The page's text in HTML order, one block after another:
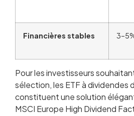
Financières stables
Pour les investisseurs
sélection, les ETF à dividendes
constituent une solution
MSCI Europe High Dividend